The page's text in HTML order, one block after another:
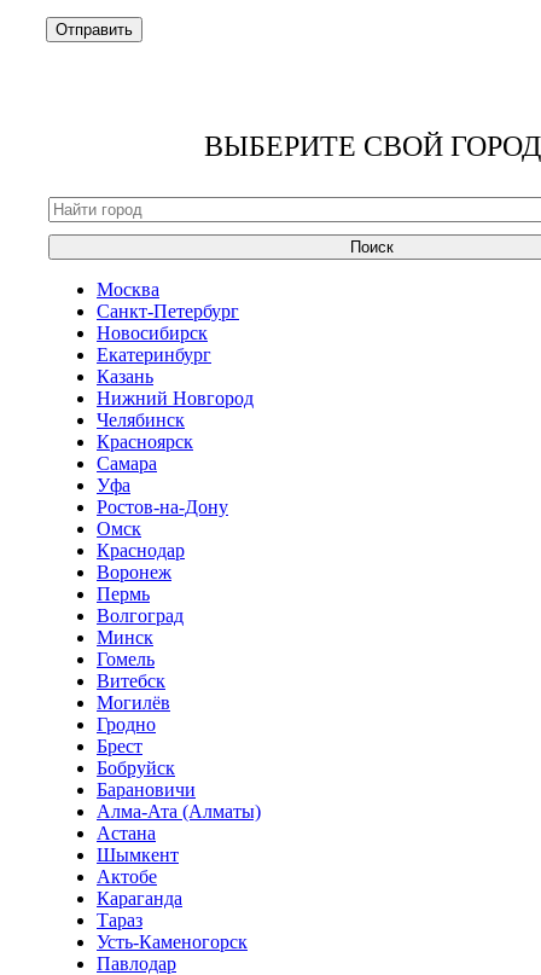
ВЫБЕРИТЕ СВОЙ ГОРОД
Поиск
Москва
Санкт-Петербург
Новосибирск
Екатеринбург
Казань
Нижний Новгород
Челябинск
Красноярск
Самара
Уфа
Ростов-на-Дону
Омск
Краснодар
Воронеж
Пермь
Волгоград
Минск
Гомель
Витебск
Могилёв
Гродно
Брест
Бобруйск
Барановичи
Алма-Ата (Алматы)
Астана
Шымкент
Актобе
Караганда
Тараз
Усть-Каменогорск
Павлодар